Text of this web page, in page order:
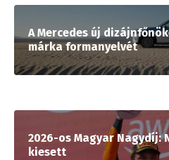
A Mercedes új
márka formanyelvét
2026-os Magyar Nagydíj:
kiesett